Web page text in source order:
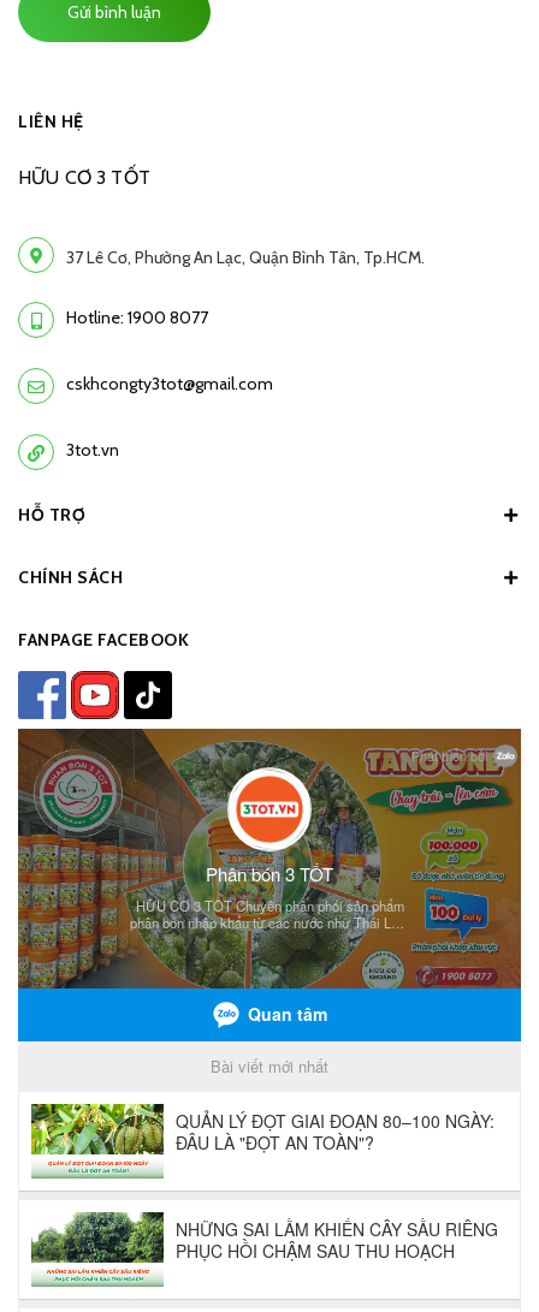
Gửi bình luận
LIÊN HỆ
HỮU CƠ 3 TỐT
37 Lê Cơ, Phường An Lạc, Quận Bình Tân, Tp.HCM.
Hotline: 1900 8077
cskhcongty3tot@gmail.com
3tot.vn
HỖ TRỢ
CHÍNH SÁCH
FANPAGE FACEBOOK